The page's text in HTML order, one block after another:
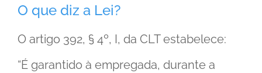
O que diz a Lei?
O artigo 392, § 4º, I, da CLT estabelece:
“É garantido à empregada, durante a